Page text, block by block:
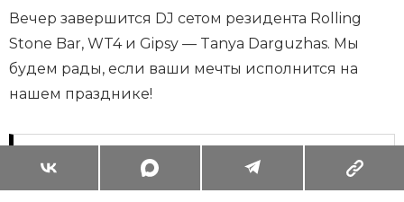
Вечер завершится DJ сетом резидента Rolling
Stone Bar, WT4 и Gipsy — Tanya Darguzhas. Мы
будем рады, если ваши мечты исполнится на
нашем празднике!